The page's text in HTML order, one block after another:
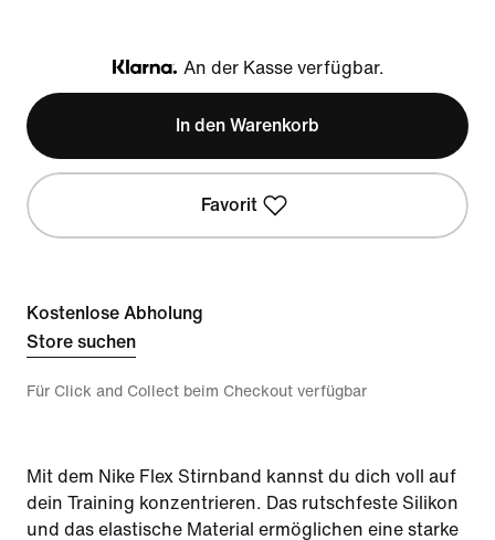
Klarna
An der Kasse verfügbar.
In den Warenkorb
Favorit
Kostenlose Abholung
Store suchen
Für Click and Collect beim Checkout verfügbar
Mit dem Nike Flex Stirnband kannst du dich voll auf
dein Training konzentrieren. Das rutschfeste Silikon
und das elastische Material ermöglichen eine starke